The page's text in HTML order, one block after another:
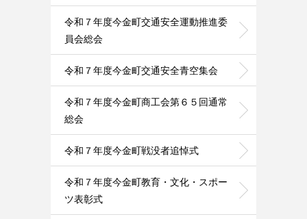
令和７年度今金町交通安全運動推進委
員会総会
令和７年度今金町交通安全青空集会
令和７年度今金町商工会第６５回通常
総会
令和７年度今金町戦没者追悼式
令和７年度今金町教育・文化・スポー
ツ表彰式